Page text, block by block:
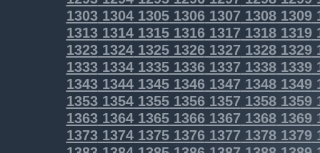
1303130413051306130713081309
1313131413151316131713181319
1323132413251326132713281329
1333133413351336133713381339
1343134413451346134713481349
1353135413551356135713581359
1363136413651366136713681369
1373137413751376137713781379